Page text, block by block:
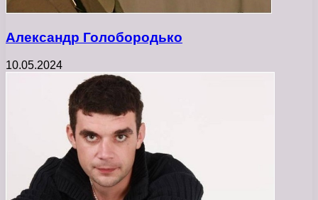
Александр Голобородько
10.05.2024